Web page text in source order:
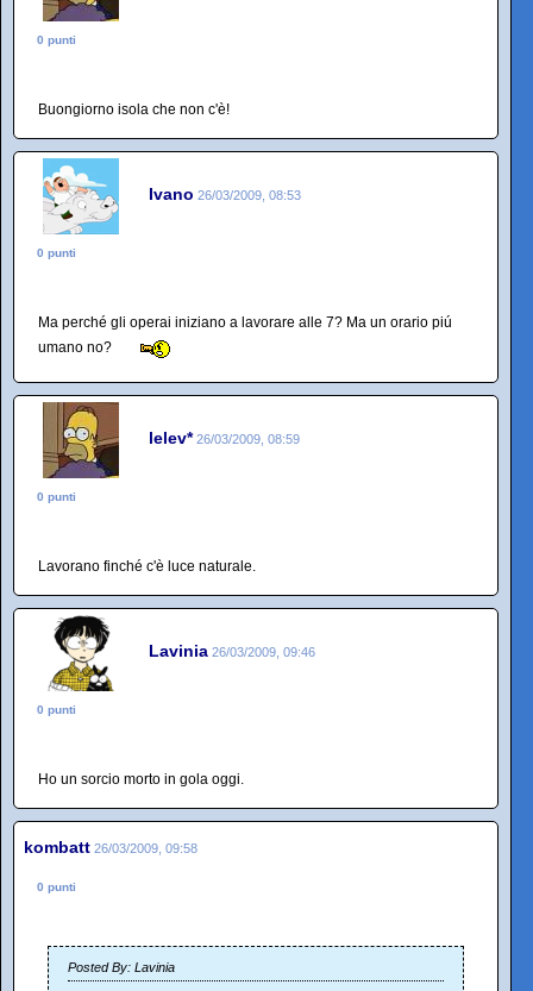
0 punti
Buongiorno isola che non c'è!
Ivano 26/03/2009, 08:53
0 punti
Ma perché gli operai iniziano a lavorare alle 7? Ma un orario piú
umano no?
lelev* 26/03/2009, 08:59
0 punti
Lavorano finché c'è luce naturale.
Lavinia 26/03/2009, 09:46
0 punti
Ho un sorcio morto in gola oggi.
kombatt 26/03/2009, 09:58
0 punti
Posted By: Lavinia